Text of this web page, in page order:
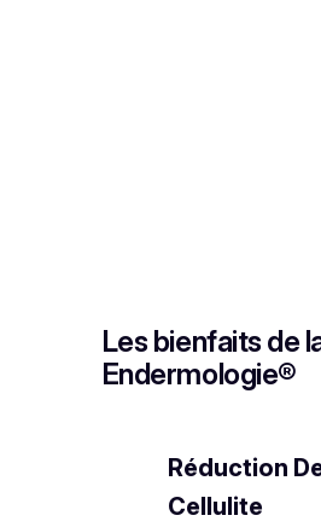
Les bienfaits de
Endermologie®
Réduction
Cellulite